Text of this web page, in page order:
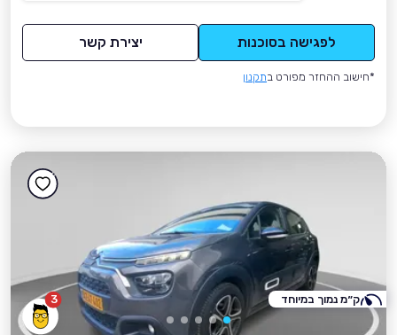
לפגישה בסוכנות יצירת קשר
*חישוב ההחזר מפורט בתקנון
3 ק״מ נמוך במיוחד